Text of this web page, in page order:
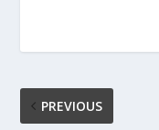
PREVIOUS